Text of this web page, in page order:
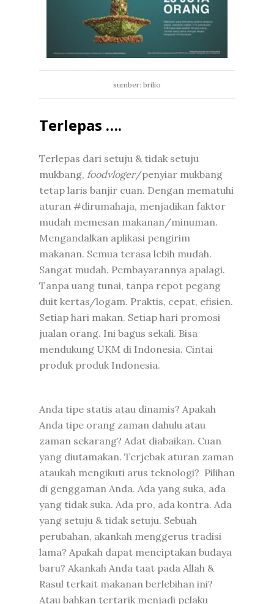
sumber: brilio
Terlepas ….
Terlepas dari setuju & tidak setuju
mukbang, foodvloger/penyiar mukbang
tetap laris banjir cuan. Dengan mematuhi
aturan #dirumahaja, menjadikan faktor
mudah memesan makanan/minuman.
Mengandalkan aplikasi pengirim
makanan. Semua terasa lebih mudah.
Sangat mudah. Pembayarannya apalagi.
Tanpa uang tunai, tanpa repot pegang
duit kertas/logam. Praktis, cepat, efisien.
Setiap hari makan. Setiap hari promosi
jualan orang. Ini bagus sekali. Bisa
mendukung UKM di Indonesia. Cintai
produk produk Indonesia.
Anda tipe statis atau dinamis? Apakah
Anda tipe orang zaman dahulu atau
zaman sekarang? Adat diabaikan. Cuan
yang diutamakan. Terjebak aturan zaman
ataukah mengikuti arus teknologi? Pilihan
di genggaman Anda. Ada yang suka, ada
yang tidak suka. Ada pro, ada kontra. Ada
yang setuju & tidak setuju. Sebuah
perubahan, akankah menggerus tradisi
lama? Apakah dapat menciptakan budaya
baru? Akankah Anda taat pada Allah &
Rasul terkait makanan berlebihan ini?
Atau bahkan tertarik menjadi pelaku